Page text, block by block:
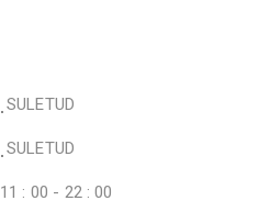
SULETUD
SULETUD
11 : 00 - 22 : 00